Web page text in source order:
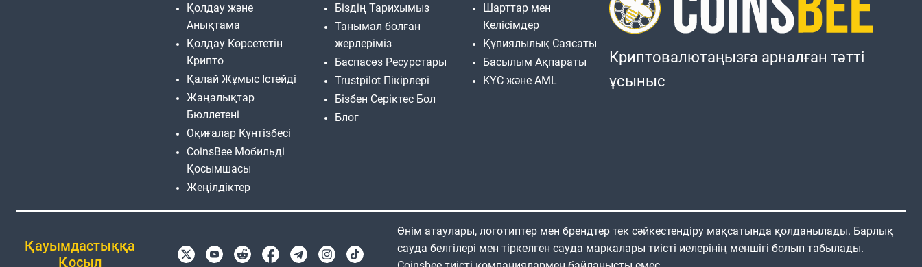
Қолдау және
Анықтама
Қолдау Көрсететін
Крипто
Қалай Жұмыс Істейді
Жаңалықтар
Бюллетені
Оқиғалар Күнтізбесі
CoinsBee Мобильді
Қосымшасы
Жеңілдіктер
Біздің Тарихымыз
Танымал болған
жерлеріміз
Баспасөз Ресурстары
Trustpilot Пікірлері
Бізбен Серіктес Бол
Блог
Шарттар мен
Келісімдер
Құпиялылық Саясаты
Басылым Ақпараты
KYC және AML
Криптовалютаңызға арналған тәтті
ұсыныс
Қауымдастыққа
Қосыл
Өнім атаулары, логотиптер мен брендтер тек сәйкестендіру мақсатында қолданылады. Барлық
сауда белгілері мен тіркелген сауда маркалары тиісті иелерінің меншігі болып табылады.